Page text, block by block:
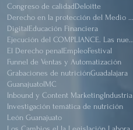
Congreso de calidadDeloitte
DigitalEducación Financiera
El Derecho penalEmpleoFestival
Funnel de Ventas y Automatización
Grabaciones de nutriciónGuadalajara
GuanajuatoIMC
Inbound y Content MarketingIndustria
Investigación temática de nutrición
León Guanajuato